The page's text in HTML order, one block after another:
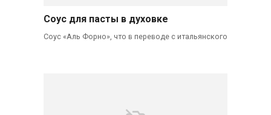
Соус для пасты в духовке
Соус «Аль Форно», что в переводе с итальянского